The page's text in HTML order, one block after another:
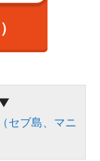
▼
セブ島、マニ